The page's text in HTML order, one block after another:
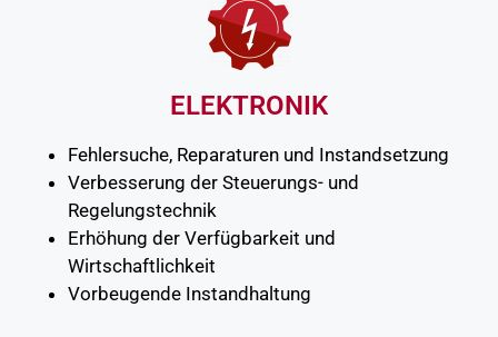
ELEKTRONIK
Fehlersuche, Reparaturen und Instandsetzung
Verbesserung der Steuerungs- und
Regelungstechnik
Erhöhung der Verfügbarkeit und
Wirtschaftlichkeit
Vorbeugende Instandhaltung